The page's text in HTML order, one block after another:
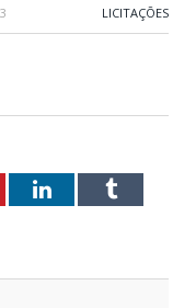
LICITAÇÕES
LinkedInTumblr